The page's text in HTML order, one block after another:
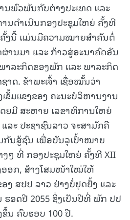
ນພົວພັນກັບຕ່າງປະເທດ ແລະ
ນດໍາເນີນກອງປະຊຸມໃຫຍ່ ຄັ້ງທີ
ງນີ້ ແມ່ນມີຄວາມໝາຍສໍາຄັນຕໍ່
ນມາ ແລະ ກ້າວສູ່ອະນາຄົດອັນ
ລະກິດຂອງພັກ ແລະ ພາລະກິດ
າດ. ຂ້າພະເຈົ້າ ເຊື່ອໝັ້ນວ່າ
ຂັ້ມແຂງຂອງ ຄະນະບໍລິຫານງານ
ຍມີ ສະຫາຍ ເລຂາທິການໃຫຍ່
ລະ ປະຊາຊົນລາວ ຈະສາມັກຄີ
ກັນສູ້ຊົນ ເພື່ອບັນລຸເປົ້າໝາຍ
ໆ ທີ່ ກອງປະຊຸມໃຫຍ່ ຄັ້ງທີ XII
ອກ, ສ້າງໂສມໜ້າໃໝ່ໃຫ້
ງ ສປປ ລາວ ຢ່າງບໍ່ຢຸດຢັ້ງ ແລະ
ຮອດປີ 2055 ຊຶ່ງເປັນປີທີ່ ພັກ ປປ
ນ ຄົບຮອບ 100 ປີ.